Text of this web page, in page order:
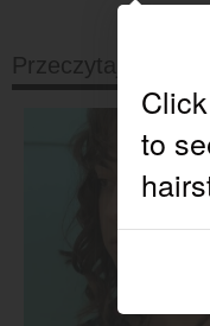
Przeczytaj dalej